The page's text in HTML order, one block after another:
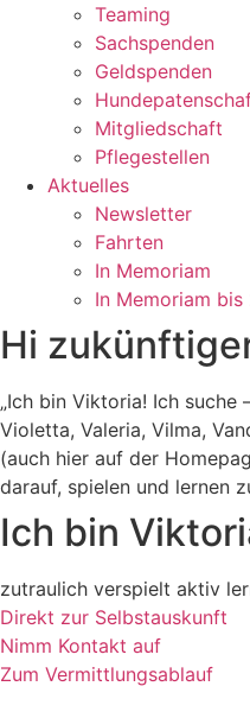
Teaming
Sachspenden
Geldspenden
Mitgliedschaft
Pflegestellen
Aktuelles
Newsletter
Fahrten
In Memoriam
In Memoriam bis
Hi
„Ich bin Viktoria! Ich suche
Violetta, Valeria, Vilma,
(auch hier auf der
darauf, spielen und lernen
Ich bin
zutraulich verspielt aktiv
Direkt zur Selbstauskunft
Nimm Kontakt auf
Zum Vermittlungsablauf